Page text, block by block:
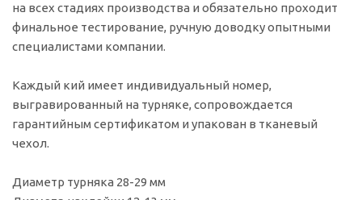
на всех стадиях производства и обязательно проходит
финальное тестирование, ручную доводку опытными
специалистами компании.
Каждый кий имеет индивидуальный номер,
выгравированный на турняке, сопровождается
гарантийным сертификатом и упакован в тканевый
чехол.
Диаметр турняка 28-29 мм